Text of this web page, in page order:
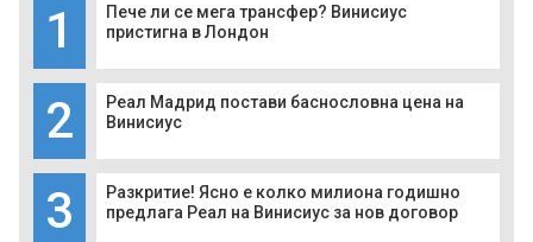
1
Пече ли се мега трансфер? Винисиус
пристигна в Лондон
2
Реал Мадрид постави баснословна цена на
Винисиус
3
Разкритие! Ясно е колко милиона годишно
предлага Реал на Винисиус за нов договор